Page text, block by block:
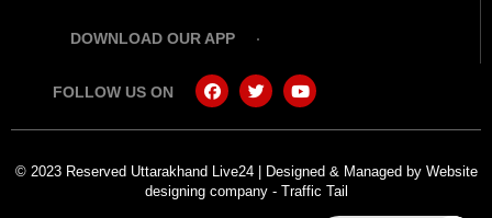
DOWNLOAD OUR APP
FOLLOW US ON
© 2023 Reserved Uttarakhand Live24 | Designed & Managed by Website
designing company- Traffic Tail